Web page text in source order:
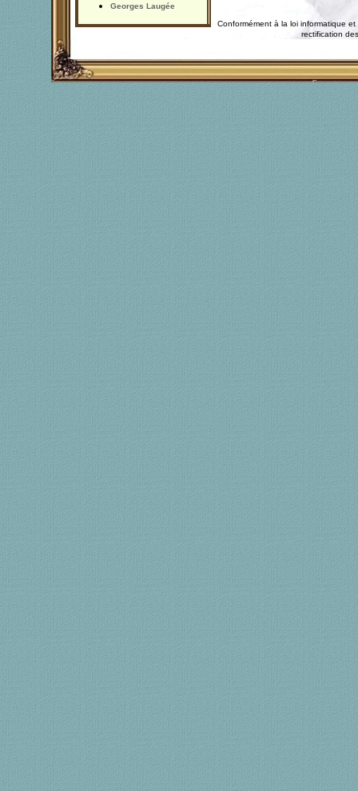
Georges Laugée
Conformément à la loi informatique
rectification